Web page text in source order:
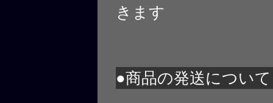
きます
●商品の発送について